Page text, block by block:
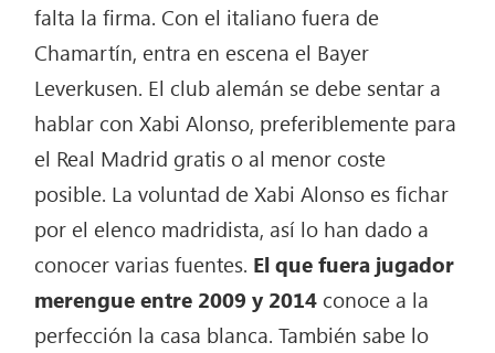
falta la firma. Con el italiano fuera de
Chamartín, entra en escena el Bayer
Leverkusen. El club alemán se debe sentar a
hablar con Xabi Alonso, preferiblemente para
el Real Madrid gratis o al menor coste
posible. La voluntad de Xabi Alonso es fichar
por el elenco madridista, así lo han dado a
conocer varias fuentes. El que fuera jugador
merengue entre 2009 y 2014 conoce a la
perfección la casa blanca. También sabe lo